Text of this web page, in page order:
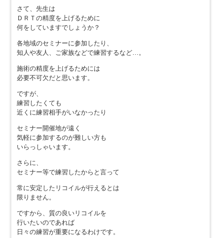
さて、先生は
ＤＲＴの精度を上げるために
何をしていますでしょうか？
各地域のセミナーに参加したり、
知人や友人、ご家族などで練習するなど…。
施術の精度を上げるためには
必要不可欠だと思います。
ですが、
練習したくても
近くに練習相手がいなかったり
セミナー開催地が遠く
気軽に参加するのが難しい方も
いらっしゃいます。
さらに、
セミナー等で練習したからと言って
常に安定したリコイルが行えるとは
限りません。
ですから、質の良いリコイルを
行いたいのであれば
日々の練習が重要になるわけです。